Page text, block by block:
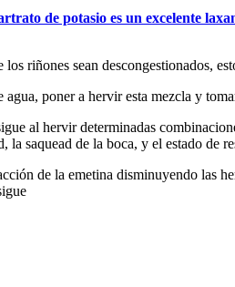
de potasio es un excelente
los riñones sean descongestionados,
poner a hervir esta mezcla y
al hervir determinadas
saquead de la boca, y el estado de
de la emetina disminuyendo las